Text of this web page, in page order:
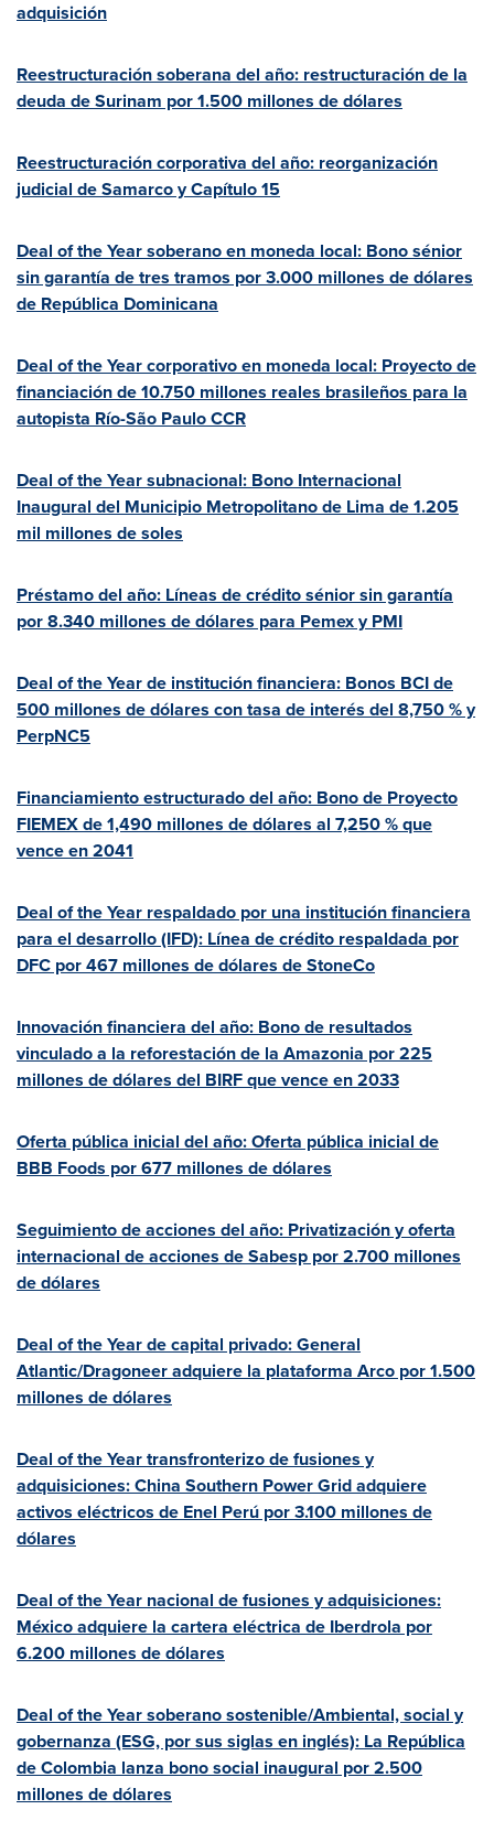
adquisición
Reestructuración soberana del año: restructuración de la
deuda deSurinam por 1.500 millones de dólares
Reestructuración corporativa del año: reorganización
judicial de Samarco y Capítulo 15
Deal of the Year soberano en moneda local: Bono sénior
sin garantía de tres tramos por 3.000 millones de dólares
de República Dominicana
Deal of the Year corporativo en moneda local: Proyecto de
financiación de 10.750 millones reales brasileños para la
autopista Río-São Paulo CCR
Deal of the Year subnacional: Bono Internacional
Inaugural del Municipio Metropolitano de Lima de 1.205
mil millones de soles
Préstamo del año: Líneas de crédito sénior sin garantía
por 8.340 millones de dólares para Pemex y PMI
Deal of the Year de institución financiera: Bonos BCI de
500 millones de dólares con tasa de interés del 8,750 % y
PerpNC5
Financiamiento estructurado del año: Bono de Proyecto
FIEMEX de 1,490 millones de dólares al 7,250 % que
vence en 2041
Deal of the Year respaldado por una institución financiera
para el desarrollo (IFD): Línea de crédito respaldada por
DFC por 467 millones de dólares de StoneCo
Innovación financiera del año: Bono de resultados
vinculado a la reforestación de la Amazonia por 225
millones de dólares del BIRF que vence en 2033
Oferta pública inicial del año: Oferta pública inicial de
BBB Foods por 677 millones de dólares
Seguimiento de acciones del año: Privatización y oferta
internacional de acciones de Sabesp por 2.700 millones
de dólares
Deal of the Year de capital privado: General
Atlantic/Dragoneer adquiere la plataforma Arco por 1.500
millones de dólares
Deal of the Year transfronterizo de fusiones y
adquisiciones: China Southern Power Grid adquiere
activos eléctricos de Enel Perú por 3.100 millones de
dólares
Deal of the Year nacional de fusiones y adquisiciones:
México adquiere la cartera eléctrica de Iberdrola por
6.200 millones de dólares
Deal of the Year soberano sostenible/Ambiental, social y
gobernanza (ESG, por sus siglas en inglés): La República
deColombia lanza bono social inaugural por 2.500
millones de dólares